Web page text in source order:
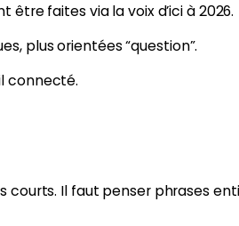
faites via la voix d’ici à 2026.
plus orientées “question”.
connecté.
courts. Il faut penser phrases